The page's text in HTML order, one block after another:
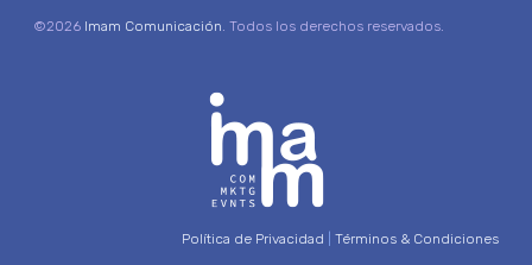
©2026 Imam Comunicación. Todos los derechos reservados.
Política de Privacidad Términos & Condiciones